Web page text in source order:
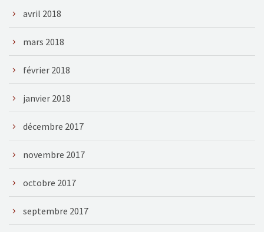
avril 2018
mars 2018
février 2018
janvier 2018
décembre 2017
novembre 2017
octobre 2017
septembre 2017